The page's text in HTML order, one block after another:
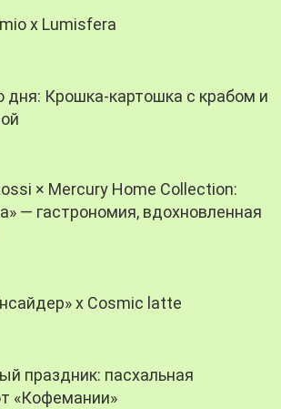
x Lumisfera
дня: Крошка-картошка с крабом и
× Mercury Home Collection:
— гастрономия, вдохновленная
х Cosmic latte
праздник: пасхальная
«Кофемании»